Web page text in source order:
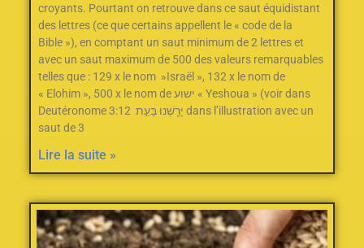
croyants. Pourtant on retrouve dans ce saut équidistant
des lettres (ce que certains appellent le « code de la
Bible »), en comptant un saut minimum de 2‭ ‬lettres et
avec un saut maximum de 500‭ des valeurs remarquables
telles que : ‬129‭ ‬x le nom‭ ‬ »Israël »‭, ‬132‭ ‬x le nom de
« Elohim »‭, ‬500‭ ‬x le nom de ישוע « Yeshoua » (voir dans
Deutéronome 3:12 יָרַ֖שְׁנוּ בָּעֵ֣ת dans l’illustration avec un
saut de 3
Lire la suite »